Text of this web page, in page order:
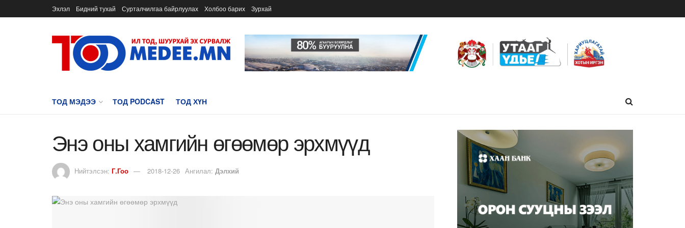
Эхлэл Бидний тухай Сурталчилгаа байрлуулах Холбоо барих Зурхай
ТОД МЭДЭЭ ТОД PODCAST ТОД ХҮН
Энэ оны хамгийн өгөөмөр эрхмүүд
Нийтэлсэн: Г.Гоо 2018-12-26 Ангилал: Дэлхий